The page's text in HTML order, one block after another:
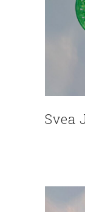
Svea